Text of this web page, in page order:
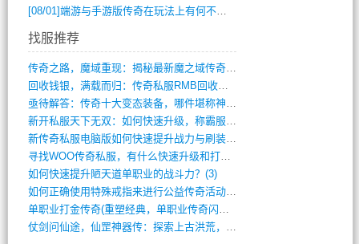
[08/01]端游与手游版传奇在玩法上有何不同？
找服推荐
传奇之路，魔域重现：揭秘最新魔之域传奇攻(712)
回收钱银，满载而归：传奇私服RMB回收装(548)
亟待解答：传奇十大变态装备，哪件堪称神器(347)
新开私服天下无双：如何快速升级，称霸服务(681)
新传奇私服电脑版如何快速提升战力与刷装备(835)
寻找WOO传奇私服，有什么快速升级和打宝(864)
如何快速提升陋天道单职业的战斗力？(3)
如何正确使用特殊戒指来进行公益传奇活动？(10)
单职业打金传奇(重塑经典，单职业传奇闪耀(10)
仗剑问仙途，仙罡神器传：探索上古洪荒，揭(813)